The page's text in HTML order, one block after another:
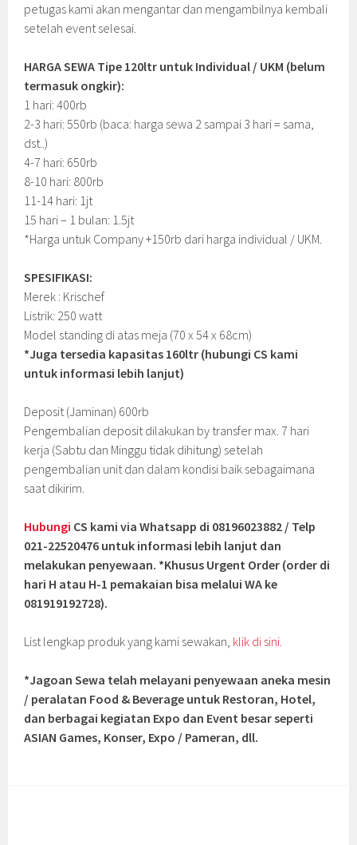
petugas kami akan mengantar dan mengambilnya kembali
setelah event selesai.
HARGA SEWA Tipe 120ltr untuk Individual / UKM (belum
termasuk ongkir):
1 hari: 400rb
2-3 hari: 550rb (baca: harga sewa 2 sampai 3 hari = sama,
dst..)
4-7 hari: 650rb
8-10 hari: 800rb
11-14 hari: 1jt
15 hari – 1 bulan: 1.5jt
*Harga untuk Company +150rb dari harga individual / UKM.
SPESIFIKASI:
Merek : Krischef
Listrik: 250 watt
Model standing di atas meja (70 x 54 x 68cm)
*Juga tersedia kapasitas 160ltr (hubungi CS kami
untuk informasi lebih lanjut)
Deposit (Jaminan) 600rb
Pengembalian deposit dilakukan by transfer max. 7 hari
kerja (Sabtu dan Minggu tidak dihitung) setelah
pengembalian unit dan dalam kondisi baik sebagaimana
saat dikirim.
Hubungi CS kami via Whatsapp di 08196023882 / Telp
021-22520476 untuk informasi lebih lanjut dan
melakukan penyewaan. *Khusus Urgent Order (order di
hari H atau H-1 pemakaian bisa melalui WA ke
081919192728).
List lengkap produk yang kami sewakan, klik di sini.
*Jagoan Sewa telah melayani penyewaan aneka mesin
/ peralatan Food & Beverage untuk Restoran, Hotel,
dan berbagai kegiatan Expo dan Event besar seperti
ASIAN Games, Konser, Expo / Pameran, dll.